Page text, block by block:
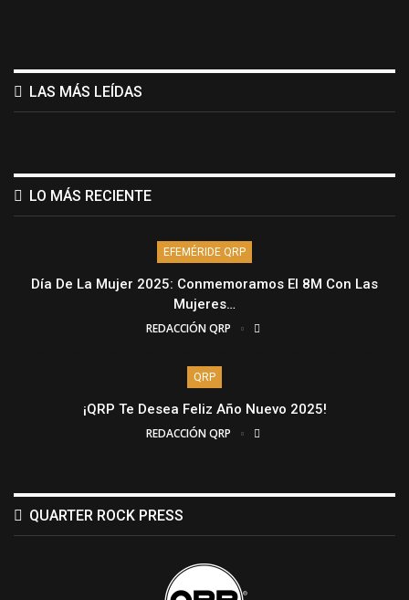
LAS MÁS LEÍDAS
LO MÁS RECIENTE
EFEMÉRIDE QRP
Día De La Mujer 2025: Conmemoramos El 8M Con Las
Mujeres…
REDACCIÓN QRP
QRP
¡QRP Te Desea Feliz Año Nuevo 2025!
REDACCIÓN QRP
QUARTER ROCK PRESS